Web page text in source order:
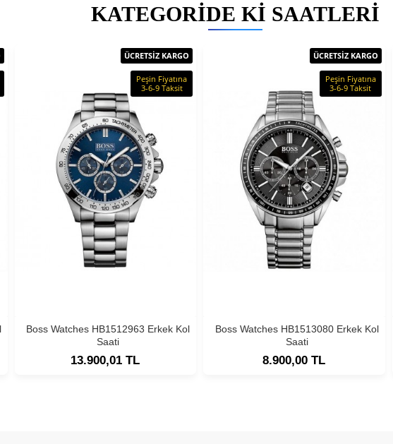
KATEGORIDE KI SAATLERI
ÜCRETSİZ KARGO
Peşin Fiyatına
3-6-9 Taksit
Boss Watches HB1512963 Erkek Kol
Saati
13.900,01 TL
ÜCRETSİZ KARGO
Peşin Fiyatına
3-6-9 Taksit
Boss Watches HB1513080 Erkek Kol
Saati
8.900,00 TL